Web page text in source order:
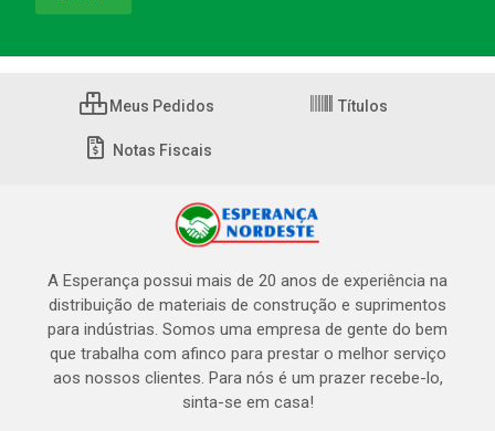
Meus Pedidos Títulos
Notas Fiscais
A Esperança possui mais de 20 anos de experiência na
distribuição de materiais de construção e suprimentos
para indústrias. Somos uma empresa de gente do bem
que trabalha com afinco para prestar o melhor serviço
aos nossos clientes. Para nós é um prazer recebe-lo,
sinta-se em casa!